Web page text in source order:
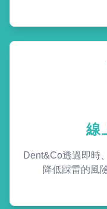
線
Dent&Co透過即時
降低踩雷的風